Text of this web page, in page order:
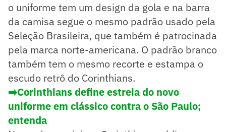
o uniforme tem um design da gola e na barra
da camisa segue o mesmo padrão usado pela
Seleção Brasileira, que também é patrocinada
pela marca norte-americana. O padrão branco
também tem o mesmo recorte e estampa o
escudo retrô do Corinthians.
➡️Corinthians define estreia do novo
uniforme em clássico contra o São Paulo;
entenda